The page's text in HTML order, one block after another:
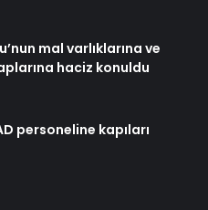
mal varlıklarına ve
haciz konuldu
personeline kapıları